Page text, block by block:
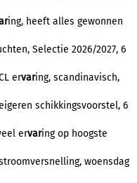
ing, heeft alles gewonnen
Selectie 2026/2027, 6
ervaring, scandinavisch,
schikkingsvoorstel, 6
ervaring op hoogste
woensdag